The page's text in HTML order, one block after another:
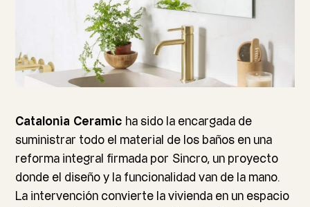
Catalonia Ceramic ha sido la encargada de
suministrar todo el material de los baños en una
reforma integral firmada por Sincro, un proyecto
donde el diseño y la funcionalidad van de la mano.
La intervención convierte la vivienda en un espacio